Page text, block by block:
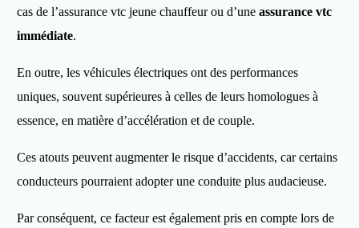
cas de l’assurance vtc jeune chauffeur ou d’uneassurance vtc
immédiate.
En outre, les véhicules électriques ont des performances
uniques, souvent supérieures à celles de leurs homologues à
essence, en matière d’accélération et de couple.
Ces atouts peuvent augmenter le risque d’accidents, car certains
conducteurs pourraient adopter une conduite plus audacieuse.
Par conséquent, ce facteur est également pris en compte lors de